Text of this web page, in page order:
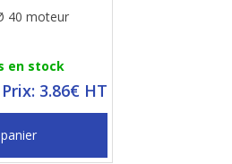
40 moteur
en stock
Prix: 3.86€ HT